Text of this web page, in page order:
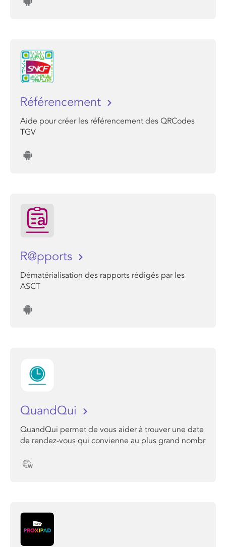
Référencement
Aide pour créer les référencement des QRCodes
TGV
R@pports
Dématérialisation des rapports rédigés par les
ASCT
QuandQui
QuandQui permet de vous aider à trouver une date
de rendez-vous qui convienne au plus grand nombr